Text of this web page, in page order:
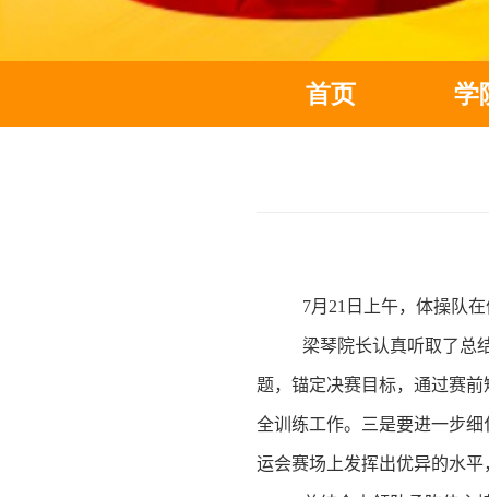
首页 学
7月 21 日上午，体操队在
梁琴院长认真听取了总
题，锚定决赛目标，通过赛前
全训练工作。三是要进一步
运会赛场上发挥出优异的水